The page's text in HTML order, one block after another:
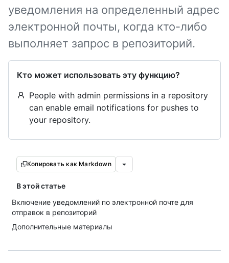
уведомления на определенный адрес
электронной почты, когда кто-либо
выполняет запрос в репозиторий.
Кто может использовать эту функцию?
People with admin permissions in a repository
can enable email notifications for pushes to
your repository.
Копировать как Markdown
В этой статье
Включение уведомлений по электронной почте для
отправок в репозиторий
Дополнительные материалы